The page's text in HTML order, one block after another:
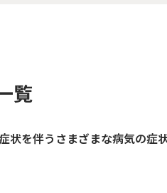
覧
を伴うさまざまな病気の症